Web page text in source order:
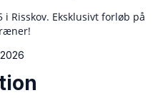
i Risskov. Eksklusivt forløb på